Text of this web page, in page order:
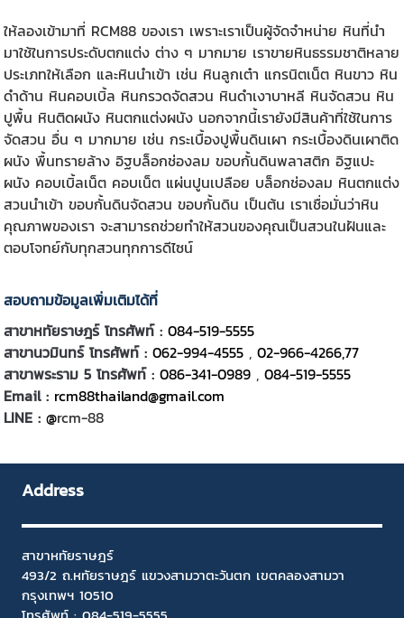
ให้ลองเข้ามาที่ RCM88 ของเรา เพราะเราเป็นผู้จัดจำหน่าย หินที่นำ
มาใช้ในการประดับตกแต่ง ต่าง ๆ มากมาย เราขายหินธรรมชาติหลาย
ประเภทให้เลือก และหินนำเข้า เช่น หินลูกเต๋า แกรนิตเน็ต หินขาว หิน
ดำด้าน หินคอบเบิ้ล หินกรวดจัดสวน หินดำเงาบาหลี หินจัดสวน หิน
ปูพื้น หินติดผนัง หินตกแต่งผนัง นอกจากนี้เรายังมีสินค้าที่ใช้ในการ
จัดสวน อื่น ๆ มากมาย เช่น กระเบื้องปูพื้นดินเผา กระเบื้องดินเผาติด
ผนัง พื้นทรายล้าง อิฐบล็อกช่องลม ขอบกั้นดินพลาสติก อิฐแปะ
ผนัง คอบเบิ้ลเน็ต คอบเน็ต แผ่นปูนเปลือย บล็อกช่องลม หินตกแต่ง
สวนนำเข้า ขอบกั้นดินจัดสวน ขอบกั้นดิน เป็นต้น เราเชื่อมั่นว่าหิน
คุณภาพของเรา จะสามารถช่วยทำให้สวนของคุณเป็นสวนในฝันและ
ตอบโจทย์กับทุกสวนทุกการดีไซน์
สอบถามข้อมูลเพิ่มเติมได้ที่
สาขาหทัยราษฎร์ โทรศัพท์ : 084-519-5555
สาขานวมินทร์ โทรศัพท์ : 062-994-4555 ,02-966-4266,77
สาขาพระราม 5 โทรศัพท์ : 086-341-0989 ,084-519-5555
Email : rcm88thailand@gmail.com
LINE : @rcm-88
Address
สาขาหทัยราษฎร์
493/2 ถ.หทัยราษฎร์ แขวงสามวาตะวันตก เขตคลองสามวา
กรุงเทพฯ 10510